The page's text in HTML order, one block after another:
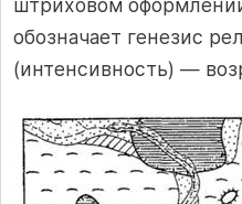
штриховом
обозначает генезис
(интенсивность) —